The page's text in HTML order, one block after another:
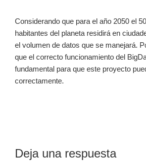
Considerando que para el año 2050 el
habitantes del planeta residirá en
el volumen de datos que se manejará.
que el correcto funcionamiento del
fundamental para que este proyecto
correctamente.
Interacciones
Deja una respuesta